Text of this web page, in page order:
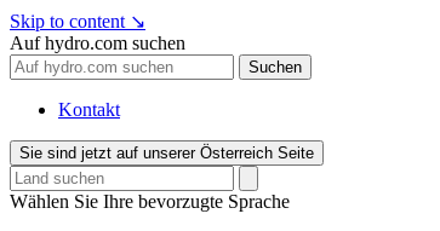
Skip to content ↘
Auf hydro.com suchen
Suchen
Kontakt
Sie sind jetzt auf unserer Österreich Seite
Wählen Sie Ihre bevorzugte Sprache